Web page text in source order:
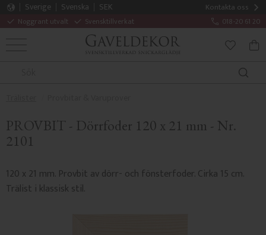
Kontakta oss
Noggrant utvalt Svensktillverkat 018-20 61 20
Sverige Svenska
SEK
MENY
PROVBIT - Dörrfoder 120 x 21 mm - Nr.
2101
120 x 21 mm. Provbit av dörr- och fönsterfoder. Cirka 15 cm.
Trälist i klassisk stil.